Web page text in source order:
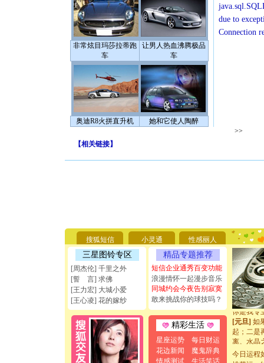
非常炫目玛莎拉蒂跑
车
让男人热血沸腾极品
车
奥迪R8火拼直升机 她和它使人陶醉
due to
Connection
>>
【相关链接】
搜狐短信 小灵通 性感丽人
三星图铃专区
[周杰伦] 千里之外
[誓 言] 求佛
[王力宏] 大城小爱
[王心凌] 花的嫁纱
精品专题推荐
短信企业通秀百变功能
浪漫情怀一起漫步音乐
同城约会今夜告别寂寞
敢来挑战你的球技吗？
精彩生活
星座运势
每日财运
花边新闻
魔鬼辞典
情感测试
生活笑话
[圣诞节]
能正大光
天都要快
[圣诞节]
如意,快
[元旦]看
断电。爱
你是我专
[元旦]如
起；二是
离。水晶
[元旦]当
泣，这痛
今日运程